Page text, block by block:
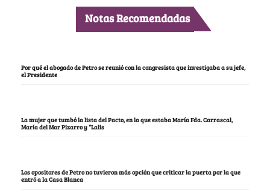
Notas Recomendadas
Por qué el abogado de Petro se reunió con la congresista que investigaba a su jefe,
el Presidente
La mujer que tumbó la lista del Pacto, en la que estaba María Fda. Carrascal,
María del Mar Pizarro y “Lalis
Los opositores de Petro no tuvieron más opción que criticar la puerta por la que
entró a la Casa Blanca